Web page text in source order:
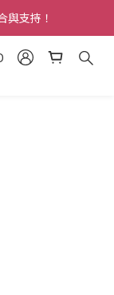
支持！